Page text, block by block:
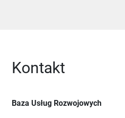
Kontakt
Baza Usług Rozwojowych